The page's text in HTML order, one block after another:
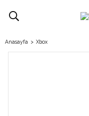
Anasayfa Xbox